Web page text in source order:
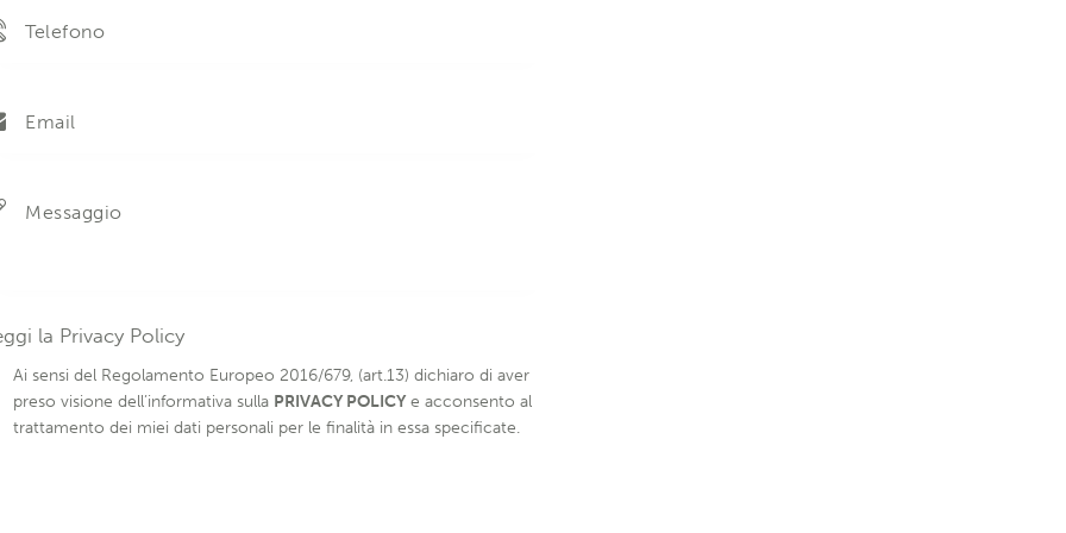
la Privacy Policy
Ai sensi del Regolamento Europeo 2016/679, (art.13) dichiaro di aver
preso visione dell’informativa sulla PRIVACY POLICYe acconsento al
trattamento dei miei dati personali per le finalità in essa specificate.